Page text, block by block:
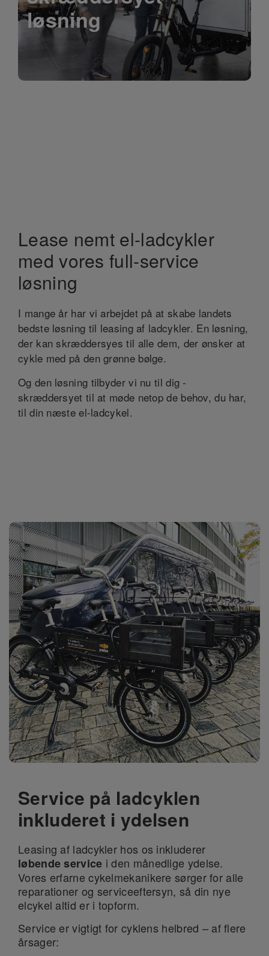
løsning
Lease nemt el-ladcykler
med vores full-service
løsning
I mange år har vi arbejdet på at skabe landets
bedste løsning til leasing af ladcykler. En løsning,
der kan skræddersyes til alle dem, der ønsker at
cykle med på den grønne bølge.
Og den løsning tilbyder vi nu til dig -
skræddersyet til at møde netop de behov, du har,
til din næste el-ladcykel.
Service på ladcyklen
inkluderet i ydelsen
Leasing af ladcykler hos os inkluderer
løbende service i den månedlige ydelse.
Vores erfarne cykelmekanikere sørger for alle
reparationer og serviceeftersyn, så din nye
elcykel altid er i topform.
Service er vigtigt for cyklens helbred – af flere
årsager: